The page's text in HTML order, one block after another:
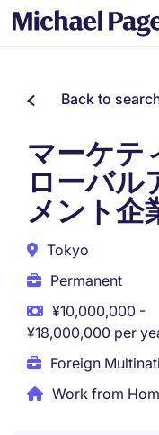
Back to
マーケテ
ローバル
メント企
Tokyo
Permanent
¥10,000,000 -
¥18,000,000 per
Foreign
Work from